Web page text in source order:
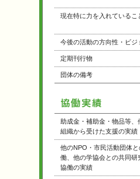
現在特に力を入れているこ
今後の活動の方向性・ビジ
定期刊行物
団体の備考
助成金・補助金・物品等、
組織から受けた支援の実績
他のNPO・市民活動団体と
働、他の学協会との共同研
協働の実績